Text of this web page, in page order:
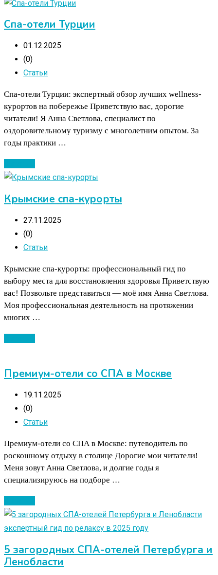
Спа-отели Турции
01.12.2025
(0)
Статьи
Спа-отели Турции: экспертный обзор лучших wellness-
курортов на побережье Приветствую вас, дорогие
читатели! Я Анна Светлова, специалист по
оздоровительному туризму с многолетним опытом. За
годы практики …
Крымские спа-курорты
27.11.2025
(0)
Статьи
Крымские спа-курорты: профессиональный гид по
выбору места для восстановления здоровья Приветствую
вас! Позвольте представиться — моё имя Анна Светлова.
Моя профессиональная деятельность на протяжении
многих …
Премиум-отели со СПА в Москве
19.11.2025
(0)
Статьи
Премиум-отели со СПА в Москве: путеводитель по
роскошному отдыху в столице Дорогие мои читатели!
Меня зовут Анна Светлова, и долгие годы я
специализируюсь на подборе …
5 загородных СПА-отелей Петербурга и
Ленобласти